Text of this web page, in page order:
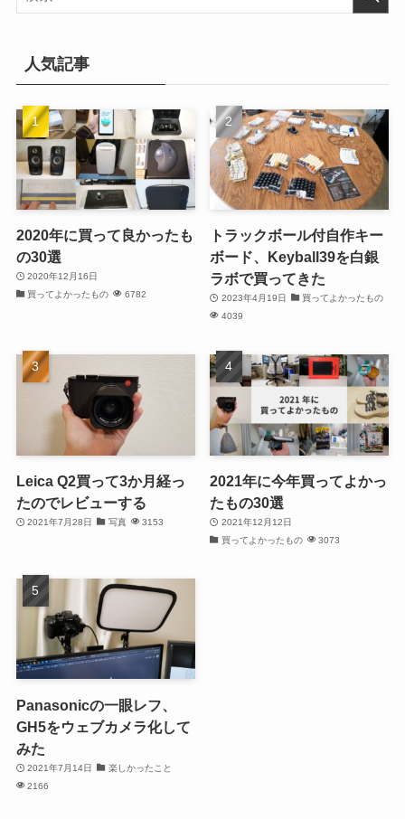
人気記事
2020年に買って良かったも
の30選
2020年12月16日
買ってよかったもの
6782
トラックボール付自作キー
ボード、Keyball39を白銀
ラボで買ってきた
2023年4月19日
買ってよかったもの
4039
Leica Q2買って3か月経っ
たのでレビューする
2021年7月28日 写真 3153
2021年に今年買ってよかっ
たもの30選
2021年12月12日
買ってよかったもの
3073
Panasonicの一眼レフ、
GH5をウェブカメラ化して
みた
2021年7月14日
楽しかったこと
2166